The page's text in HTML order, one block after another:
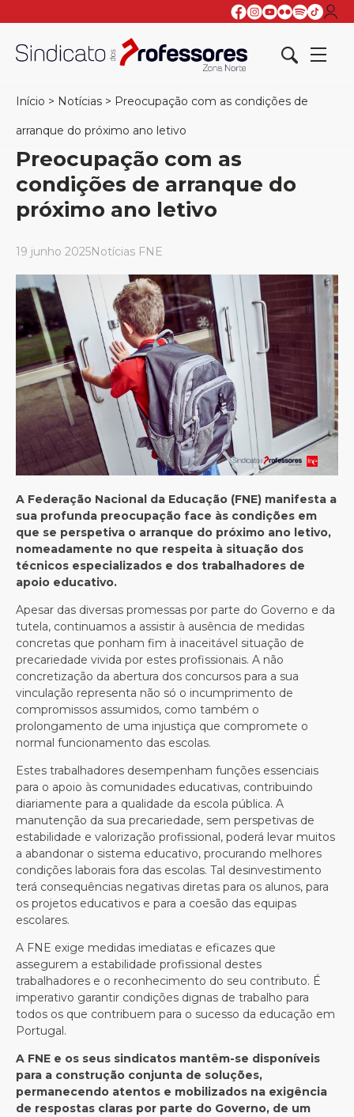
Início > Notícias > Preocupação com as condições de
arranque do próximo ano letivo
Preocupação com as
condições de arranque do
próximo ano letivo
19 junho 2025Notícias FNE
A Federação Nacional da Educação (FNE) manifesta a
sua profunda preocupação face às condições em
que se perspetiva o arranque do próximo ano letivo,
nomeadamente no que respeita à situação dos
técnicos especializados e dos trabalhadores de
apoio educativo.
Apesar das diversas promessas por parte do Governo e da
tutela, continuamos a assistir à ausência de medidas
concretas que ponham fim à inaceitável situação de
precariedade vivida por estes profissionais. A não
concretização da abertura dos concursos para a sua
vinculação representa não só o incumprimento de
compromissos assumidos, como também o
prolongamento de uma injustiça que compromete o
normal funcionamento das escolas.
Estes trabalhadores desempenham funções essenciais
para o apoio às comunidades educativas, contribuindo
diariamente para a qualidade da escola pública. A
manutenção da sua precariedade, sem perspetivas de
estabilidade e valorização profissional, poderá levar muitos
a abandonar o sistema educativo, procurando melhores
condições laborais fora das escolas. Tal desinvestimento
terá consequências negativas diretas para os alunos, para
os projetos educativos e para a coesão das equipas
escolares.
A FNE exige medidas imediatas e eficazes que
assegurem a estabilidade profissional destes
trabalhadores e o reconhecimento do seu contributo. É
imperativo garantir condições dignas de trabalho para
todos os que contribuem para o sucesso da educação em
Portugal.
A FNE e os seus sindicatos mantêm-se disponíveis
para a construção conjunta de soluções,
permanecendo atentos e mobilizados na exigência
de respostas claras por parte do Governo, de um